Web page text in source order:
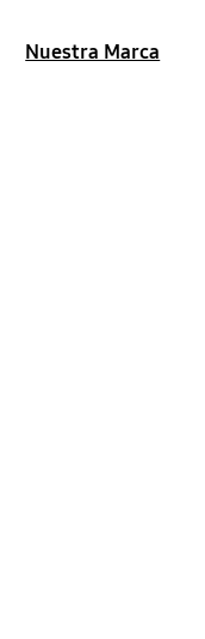
Nuestra Marca